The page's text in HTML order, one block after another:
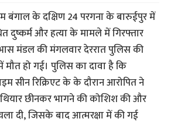
बंगाल के दक्षिण 24 परगना के बारुईपुर में
दुष्कर्म और हत्या के मामले में गिरफ्तार
मंडल की मंगलवार देररात पुलिस की
मौत हो गई। पुलिस का दावा है कि
सीन रिक्रिएट के के दौरान आरोपित ने
छीनकर भागने की कोशिश की और
दी, जिसके बाद आत्मरक्षा में की गई